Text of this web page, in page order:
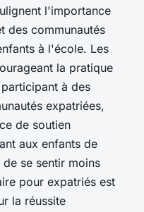
l'importance
des communautés
à l'école. Les
la pratique
à des
expatriées,
de soutien
aux enfants de
se sentir moins
pour expatriés est
la réussite